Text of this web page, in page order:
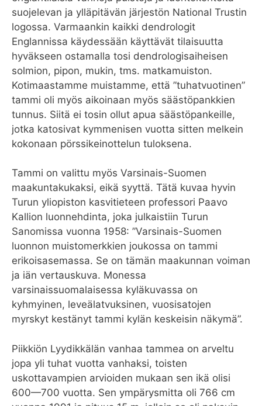
suojelevan ja ylläpitävän järjestön National Trustin
logossa. Varmaankin kaikki dendrologit
Englannissa käydessään käyttävät tilaisuutta
hyväkseen ostamalla tosi dendrologisaiheisen
solmion, pipon, mukin, tms. matkamuiston.
Kotimaastamme muistamme, että ”tuhatvuotinen”
tammi oli myös aikoinaan myös säästöpankkien
tunnus. Siitä ei tosin ollut apua säästöpankeille,
jotka katosivat kymmenisen vuotta sitten melkein
kokonaan pörssikeinottelun tuloksena.
Tammi on valittu myös Varsinais-Suomen
maakuntakukaksi, eikä syyttä. Tätä kuvaa hyvin
Turun yliopiston kasvitieteen professori Paavo
Kallion luonnehdinta, joka julkaistiin Turun
Sanomissa vuonna 1958: ”Varsinais-Suomen
luonnon muistomerkkien joukossa on tammi
erikoisasemassa. Se on tämän maakunnan voiman
ja iän vertauskuva. Monessa
varsinaissuomalaisessa kyläkuvassa on
kyhmyinen, leveälatvuksinen, vuosisatojen
myrskyt kestänyt tammi kylän keskeisin näkymä”.
Piikkiön Lyydikkälän vanhaa tammea on arveltu
jopa yli tuhat vuotta vanhaksi, toisten
uskottavampien arvioiden mukaan sen ikä olisi
600—700 vuotta. Sen ympärysmitta oli 766 cm